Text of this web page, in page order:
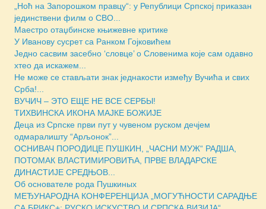
„Ноћ на Запорошком правцу“: у Републици Српској приказан
јединствени филм о СВО...
Маестро отаџбинске књижевне критике
У Иванову сусрет са Ранком Гојковићем
Једно сасвим засебно ‘словце’ о Словенима које сам одавно
хтео да искажем...
Не може се стављати знак једнакости између Вучића и свих
Срба!...
ВУЧИЧ – ЭТО ЕЩЕ НЕ ВСЕ СЕРБЫ!
ТИХВИНСКА ИКОНА МАЈКЕ БОЖИЈЕ
Деца из Српске први пут у чувеном руском дечјем
одмаралишту “Арљонок”...
ОСНИВАЧ ПОРОДИЦЕ ПУШКИН, „ЧАСНИ МУЖ“ РАДША,
ПОТОМАК ВЛАСТИМИРОВИЋА, ПРВЕ ВЛАДАРСКЕ
ДИНАСТИЈЕ СРЕДЊОВ...
Об основателе рода Пушкиных
МЕЂУНАРОДНА КОНФЕРЕНЦИЈА „МОГУЋНОСТИ САРАДЊЕ